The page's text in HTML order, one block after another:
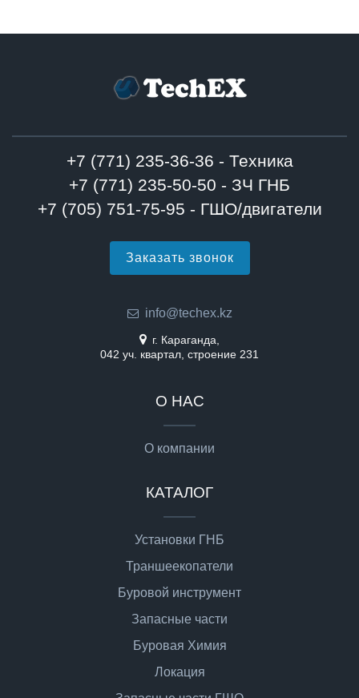
+7 (771) 235-36-36 - Техника
+7 (771) 235-50-50 - ЗЧ ГНБ
+7 (705) 751-75-95 - ГШО/двигатели
Заказать звонок
info@techex.kz
г. Караганда,
042 уч. квартал, строение 231
О НАС
О компании
КАТАЛОГ
Установки ГНБ
Траншеекопатели
Буровой инструмент
Запасные части
Буровая Химия
Локация